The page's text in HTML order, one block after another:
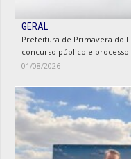
GERAL
Prefeitura de Primavera do
concurso público e processo
01/08/2026